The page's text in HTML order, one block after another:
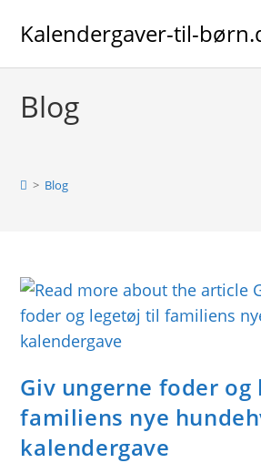
Kalendergaver-til-
Blog
> Blog
Giv ungerne foder
familiens nye
kalendergave